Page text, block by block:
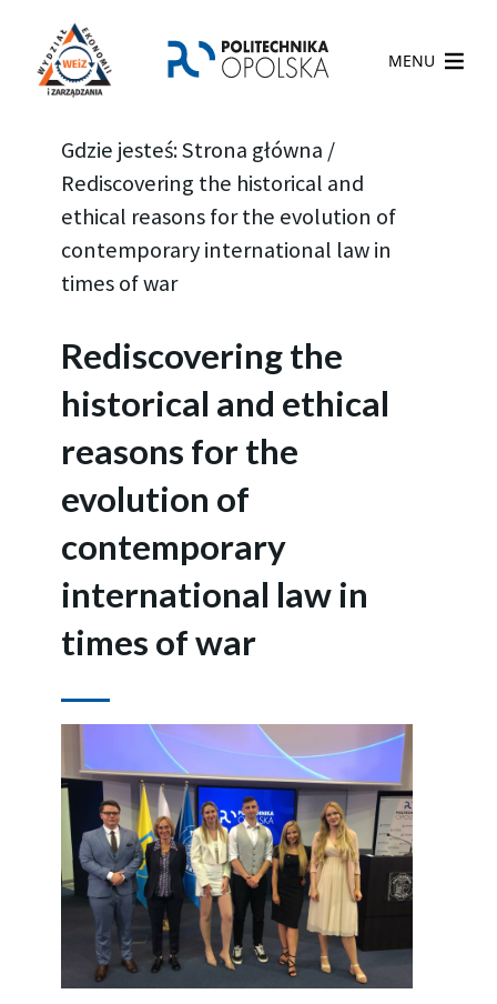
MENU
Gdzie jesteś:Strona główna /
Rediscovering the historical and
ethical reasons for the evolution of
contemporary international law in
times of war
Rediscovering the
historical and ethical
reasons for the
evolution of
contemporary
international law in
times of war